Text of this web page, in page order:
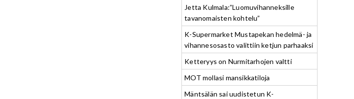
Jetta Kulmala:”Luomuvihanneksille
tavanomaisten kohtelu”
K-Supermarket Mustapekan hedelmä- ja
vihannesosasto valittiin ketjun parhaaksi
Ketteryys on Nurmitarhojen valtti
MOT mollasi mansikkatiloja
Mäntsälän sai uudistetun K-